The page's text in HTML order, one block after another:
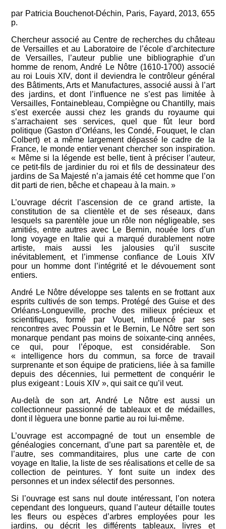
par Patricia Bouchenot-Déchin, Paris, Fayard, 2013, 655
p.
Chercheur associé au Centre de recherches du château
de Versailles et au Laboratoire de l’école d’architecture
de Versailles, l’auteur publie une bibliographie d’un
homme de renom, André Le Nôtre (1610-1700) associé
au roi Louis XIV, dont il deviendra le contrôleur général
des Bâtiments, Arts et Manufactures, associé aussi à l’art
des jardins, et dont l’influence ne s’est pas limitée à
Versailles, Fontainebleau, Compiègne ou Chantilly, mais
s’est exercée aussi chez les grands du royaume qui
s’arrachaient ses services, quel que fût leur bord
politique (Gaston d’Orléans, les Condé, Fouquet, le clan
Colbert) et a même largement dépassé le cadre de la
France, le monde entier venant chercher son inspiration.
« Même si la légende est belle, tient à préciser l’auteur,
ce petit-fils de jardinier du roi et fils de dessinateur des
jardins de Sa Majesté n’a jamais été cet homme que l’on
dit parti de rien, bêche et chapeau à la main. »
L’ouvrage décrit l’ascension de ce grand artiste, la
constitution de sa clientèle et de ses réseaux, dans
lesquels sa parentèle joue un rôle non négligeable, ses
amitiés, entre autres avec Le Bernin, nouée lors d’un
long voyage en Italie qui a marqué durablement notre
artiste, mais aussi les jalousies qu’il suscite
inévitablement, et l’immense confiance de Louis XIV
pour un homme dont l’intégrité et le dévouement sont
entiers.
André Le Nôtre développe ses talents en se frottant aux
esprits cultivés de son temps. Protégé des Guise et des
Orléans-Longueville, proche des milieux précieux et
scientifiques, formé par Vouet, influencé par ses
rencontres avec Poussin et le Bernin, Le Nôtre sert son
monarque pendant pas moins de soixante-cinq années,
ce qui, pour l’époque, est considérable. Son
« intelligence hors du commun, sa force de travail
surprenante et son équipe de praticiens, liée à sa famille
depuis des décennies, lui permettent de conquérir le
plus exigeant : Louis XIV », qui sait ce qu’il veut.
Au-delà de son art, André Le Nôtre est aussi un
collectionneur passionné de tableaux et de médailles,
dont il lèguera une bonne partie au roi lui-même.
L’ouvrage est accompagné de tout un ensemble de
généalogies concernant, d’une part sa parentèle et, de
l’autre, ses commanditaires, plus une carte de con
voyage en Italie, la liste de ses réalisations et celle de sa
collection de peintures. Y font suite un index des
personnes et un index sélectif des personnes.
Si l’ouvrage est sans nul doute intéressant, l’on notera
cependant des longueurs, quand l’auteur détaille toutes
les fleurs ou espèces d’arbres employées pour les
jardins, ou décrit les différents tableaux, livres et